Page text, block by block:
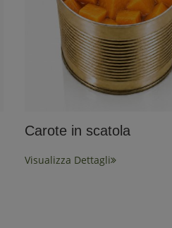
Carote in scatola
Visualizza Dettagli